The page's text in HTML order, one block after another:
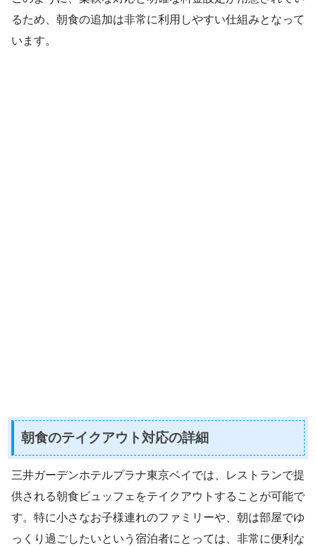
るため、朝食の追加は非常に利用しやすい仕組みとなって
います。
朝食のテイクアウト対応の詳細
三井ガーデンホテルプラナ東京ベイでは、レストランで提
供される朝食ビュッフェをテイクアウトすることが可能で
す。特に小さなお子様連れのファミリーや、朝は部屋でゆ
っくり過ごしたいという宿泊者にとっては、非常に便利な